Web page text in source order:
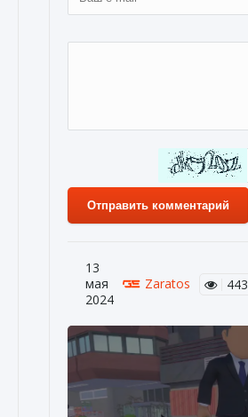
Отправить комментарий
13
мая
2024
Zaratos 443